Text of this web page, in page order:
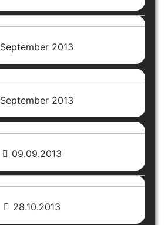
September 2013
September 2013
09.09.2013
28.10.2013